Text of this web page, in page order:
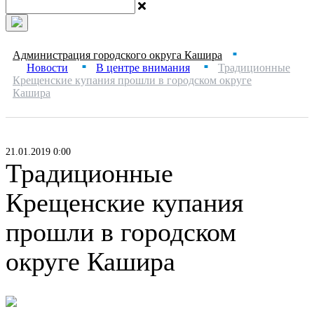
Администрация городского округа Кашира ■
Новости ■ В центре внимания ■
Традиционные
Крещенские купания прошли в городском округе
Кашира
21.01.2019 0:00
Традиционные
Крещенские купания
прошли в городском
округе Кашира